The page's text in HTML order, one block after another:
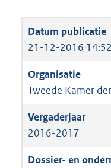
21-12-2016 14:52
Tweede Kamer
2016-2017